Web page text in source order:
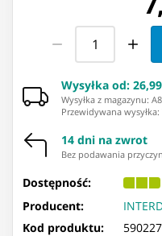
Wysyłka od:
Wysyłka z magazynu: ⁨A8⁩
Przewidywana wysyłka:
14 dni na zwrot
Bez podawania
Dostępność:
Producent:
Kod produktu: